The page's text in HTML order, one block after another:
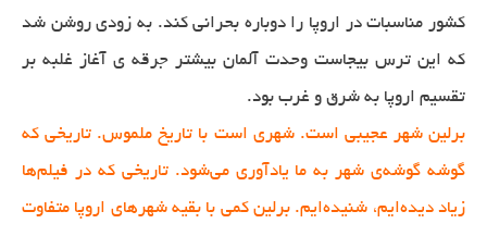
کشور مناسبات در اروپا را دوباره بحرانی کند. به زودی روشن شد
که این ترس بیجاست وحدت آلمان بیشتر جرقه ی آغاز غلبه بر
تقسیم اروپا به شرق و غرب بود.
برلین شهر عجیبی‌ است. شهری است با تاریخ ملموس. تاریخی که
گوشه گوشه‌ی شهر به ما یادآوری می‌شود. تاریخی که در فیلم‌ها
زیاد دیده‌ایم، شنیده‌ایم. برلین کمی با بقیه شهرهای اروپا متفاوت